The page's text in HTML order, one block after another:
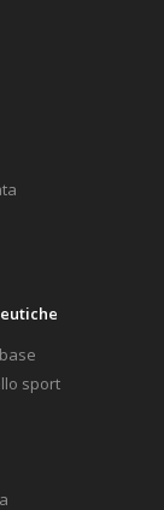
sport